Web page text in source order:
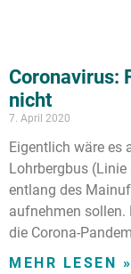
Coronavirus:
nicht
7. April 2020
Eigentlich wäre es
Lohrbergbus
entlang des
aufnehmen sollen.
die Corona-
MEHR LESEN »